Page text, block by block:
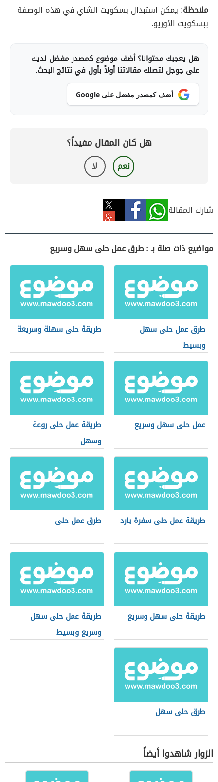
ملاحظة: يمكن استبدال بسكويت الشاي في هذه الوصفة
ببسكويت الأوريو.
هل يعجبك محتوانا؟ أضف موضوع كمصدر مفضل لديك
على جوجل لتصلك مقالاتنا أولاً بأول في نتائج البحث.
أضف كمصدر مفضل على Google
هل كان المقال مفيداً؟
نعم لا
شارك المقالة
مواضيع ذات صلة بـ : طرق عمل حلى سهل وسريع
طرق عمل حلى سهل
وبسيط
طريقة حلى سهلة وسريعة
عمل حلى سهل وسريع
طريقة عمل حلى روعة
وسهل
طريقة عمل حلى سفرة بارد طرق عمل حلى
طريقة حلى سهل وسريع
طريقة عمل حلى سهل
وسريع وبسيط
طرق حلى سهل
الزوار شاهدوا أيضاً